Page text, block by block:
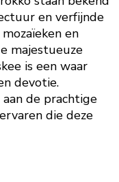
en verfijnde
en
majestueuze
is een waar
devotie.
aan de prachtige
die deze